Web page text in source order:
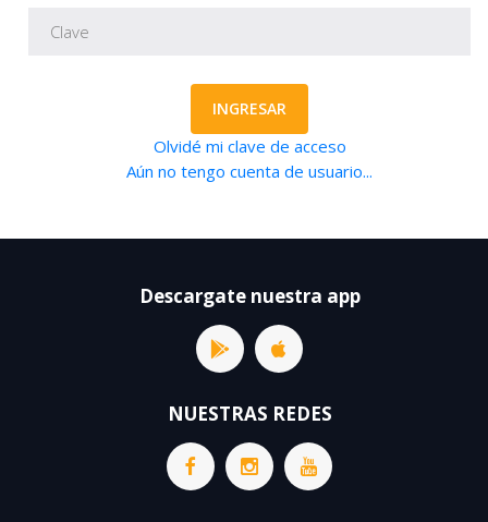
INGRESAR
Olvidé mi clave de acceso
Aún no tengo cuenta de usuario...
Descargate nuestra app
NUESTRAS REDES